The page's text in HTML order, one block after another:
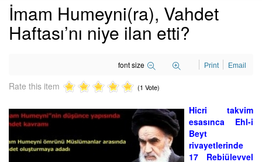
İmam Humeyni(ra), Vahdet
Haftası’nı niye ilan etti?
font size Print Email
Rate this item (1 Vote)
Hicri takvim
esasınca Ehl-i
Beyt
rivayetlerinde
17 Rebiülevvel